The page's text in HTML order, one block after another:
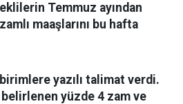
Temmuz ayından
maaşlarını bu hafta
yazılı talimat verdi.
belirlenen yüzde 4 zam ve